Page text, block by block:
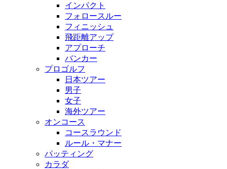
インパクト
フォロースルー
フィニッシュ
飛距離アップ
アプローチ
バンカー
プロゴルフ
日本ツアー
男子
女子
海外ツアー
オンコース
コースラウンド
ルール・マナー
パッティング
カラダ